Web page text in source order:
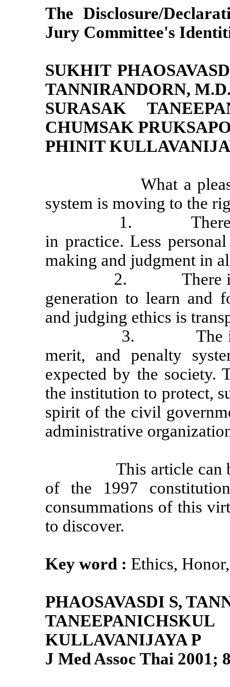
The Disclosure/
Jury Committee's
SUKHIT
TANNIRANDORN,
SURASAK
CHUMSAK
PHINIT
What a
system is moving to the
1.
in practice. Less
making and judgment in
2.
There
generation to learn and
and judging ethics is
3.
The
merit, and penalty
expected by the society.
the institution to protect,
spirit of the civil
administrative
This article can
of the 1997
consummations of this
to discover.
Key word : Ethics,
PHAOSAVASDI S,
KULLAVANIJAYA P
J Med Assoc Thai 2001;